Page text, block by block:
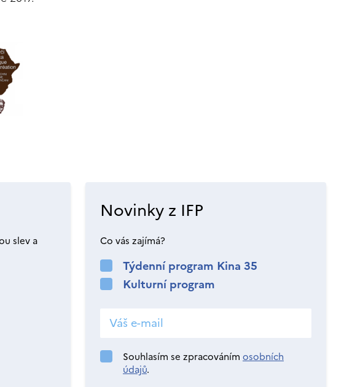
slev a
Novinky z IFP
Co vás zajímá?
Týdenní program Kina 35
Kulturní program
Souhlasím se zpracováním osobních
údajů.